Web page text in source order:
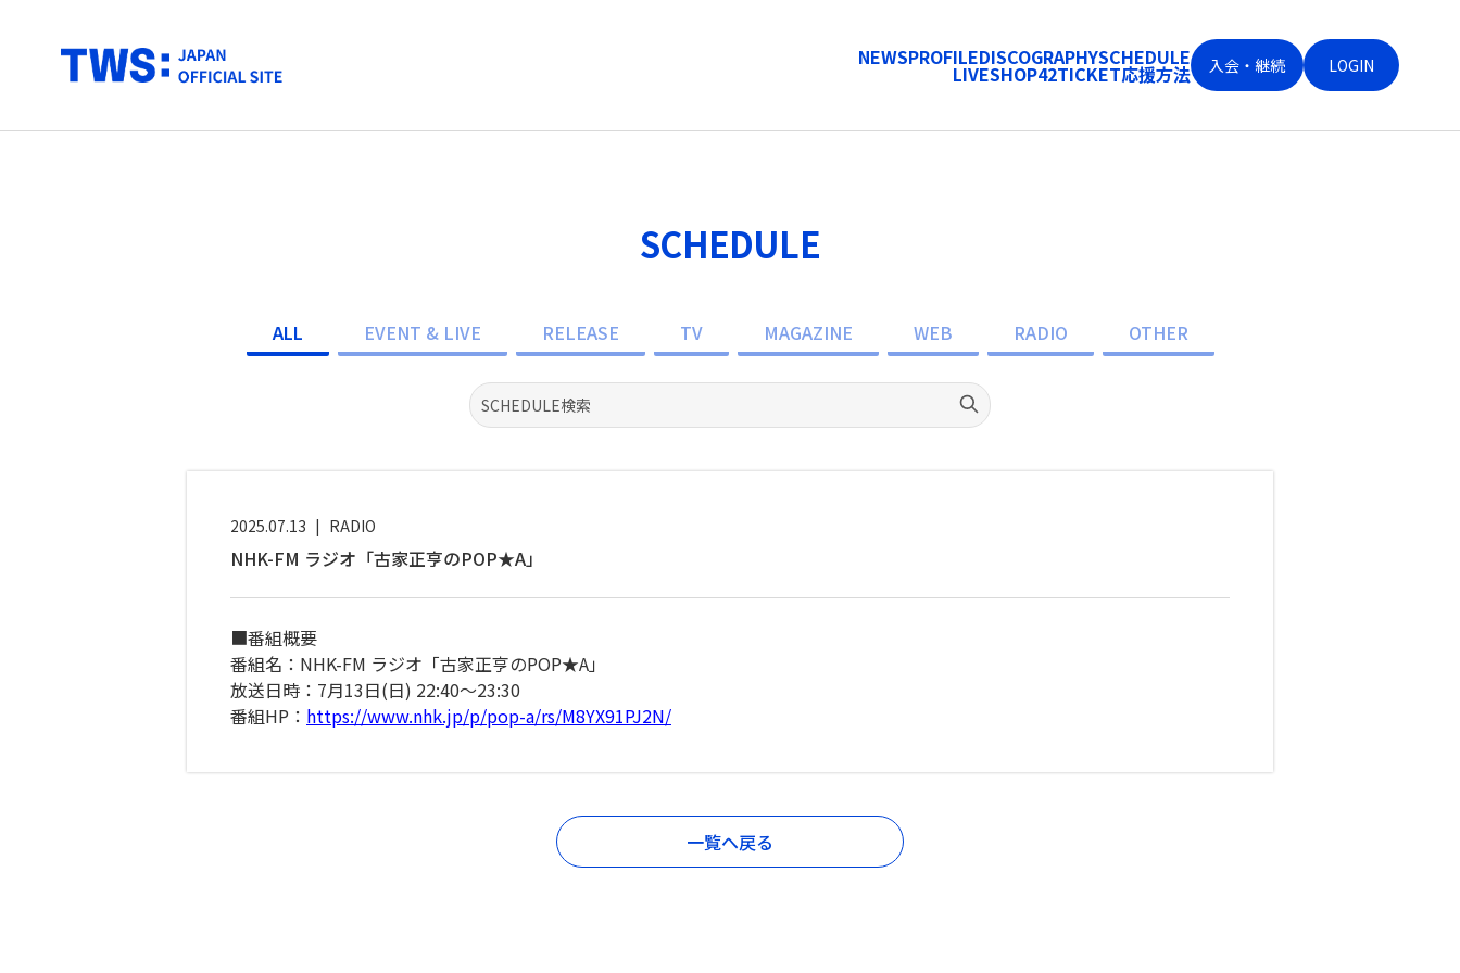
NEWSPROFILEDISCOGRAPHYSCHEDULE
LIVESHOP42TICKET応援方法 入会・継続 LOGIN
SCHEDULE
ALL EVENT & LIVE RELEASE TV MAGAZINE WEB RADIO OTHER
2025.07.13 | RADIO
NHK-FM ラジオ「古家正亨のPOP★A」
■番組概要
番組名：NHK-FM ラジオ「古家正亨のPOP★A」
放送日時：7月13日(日) 22:40〜23:30
番組HP： https://www.nhk.jp/p/pop-a/rs/M8YX91PJ2N/
一覧へ戻る